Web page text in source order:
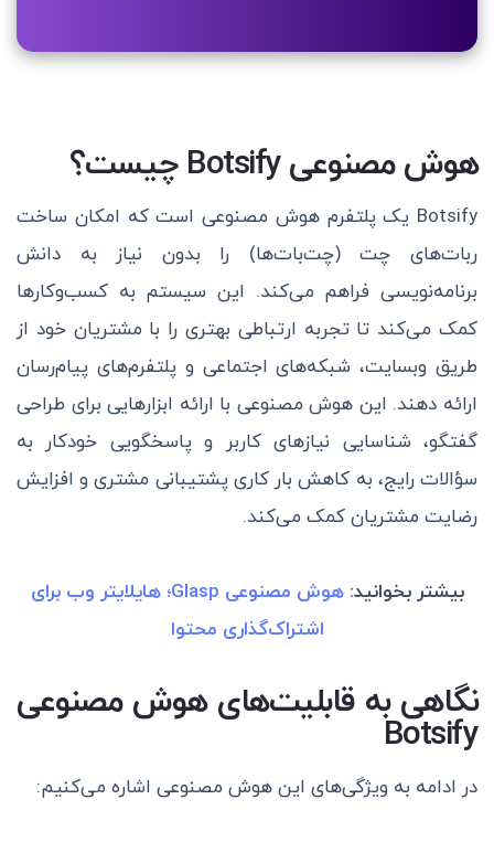
هوش مصنوعی Botsify چیست؟
Botsify یک پلتفرم هوش مصنوعی است که امکان ساخت
ربات‌های چت (چت‌بات‌ها) را بدون نیاز به دانش
برنامه‌نویسی فراهم می‌کند. این سیستم به کسب‌وکارها
کمک می‌کند تا تجربه ارتباطی بهتری را با مشتریان خود از
طریق وبسایت، شبکه‌های اجتماعی و پلتفرم‌های پیام‌رسان
ارائه دهند. این هوش مصنوعی با ارائه ابزارهایی برای طراحی
گفتگو، شناسایی نیازهای کاربر و پاسخگویی خودکار به
سؤالات رایج، به کاهش بار کاری پشتیبانی مشتری و افزایش
رضایت مشتریان کمک می‌کند.
بیشتر بخوانید:
هوش مصنوعی Glasp؛ هایلایتر وب برای
اشتراک‌گذاری محتوا
نگاهی به قابلیت‌های هوش مصنوعی
Botsify
در ادامه به ویژگی‌های این هوش مصنوعی اشاره می‌کنیم: